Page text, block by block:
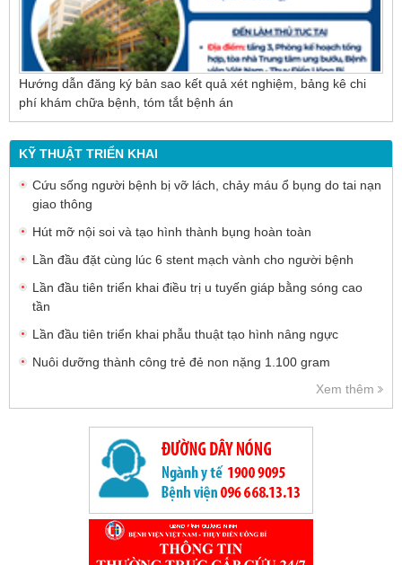
Hướng dẫn đăng ký bản sao kết quả xét nghiệm, bảng kê chi
phí khám chữa bệnh, tóm tắt bệnh án
KỸ THUẬT TRIỂN KHAI
Cứu sống người bệnh bị vỡ lách, chảy máu ổ bụng do tai nạn
giao thông
Hút mỡ nội soi và tạo hình thành bụng hoàn toàn
Lần đầu đặt cùng lúc 6 stent mạch vành cho người bệnh
Lần đầu tiên triển khai điều trị u tuyến giáp bằng sóng cao
tần
Lần đầu tiên triển khai phẫu thuật tạo hình nâng ngực
Nuôi dưỡng thành công trẻ đẻ non nặng 1.100 gram
Xem thêm